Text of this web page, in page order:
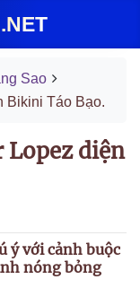
Sao
Bikini Táo Bạo.
Lopez diện
ý với cảnh buộc
nóng bỏng